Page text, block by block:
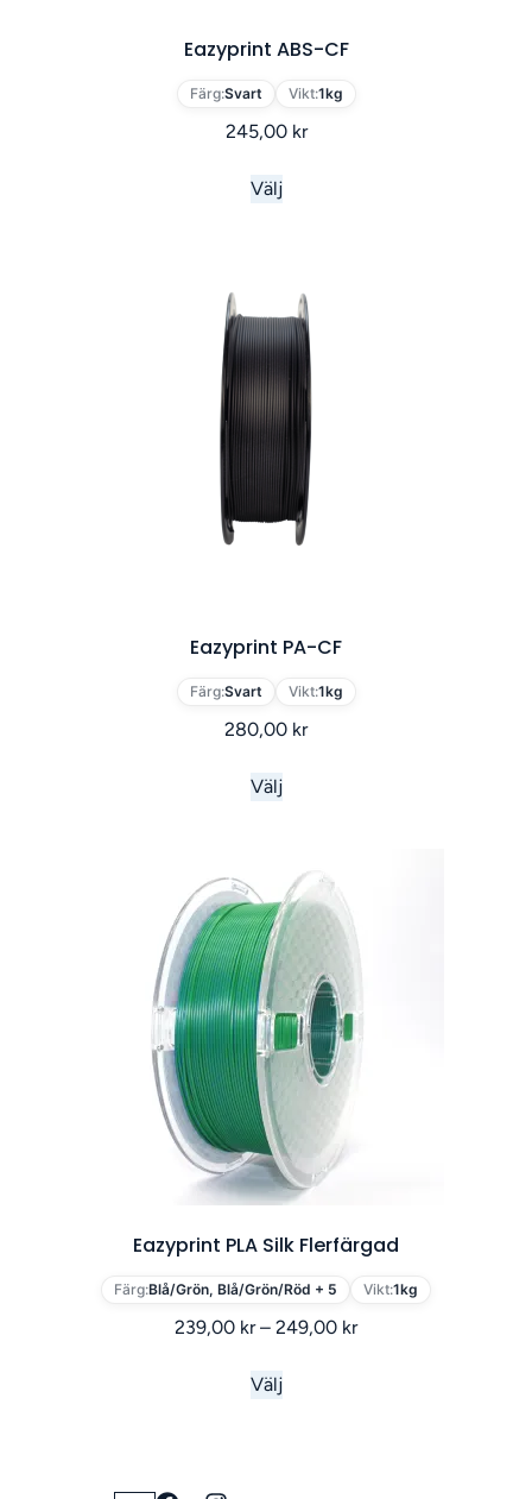
Eazyprint ABS-CF
Färg:Svart Vikt:1kg
245,00 kr
Välj
Eazyprint PA-CF
Färg:Svart Vikt:1kg
280,00 kr
Välj
Eazyprint PLA Silk Flerfärgad
Färg:Blå/Grön, Blå/Grön/Röd + 5 Vikt:1kg
239,00 kr – 249,00 kr
Välj